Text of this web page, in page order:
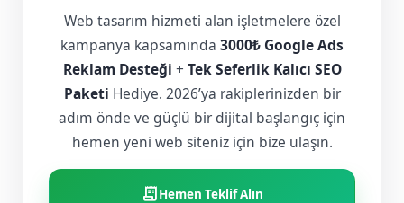
Web tasarım hizmeti alan işletmelere özel
kampanya kapsamında 3000₺ Google Ads
Reklam Desteği + Tek Seferlik Kalıcı SEO
Paketi Hediye. 2026’ya rakiplerinizden bir
adım önde ve güçlü bir dijital başlangıç için
hemen yeni web siteniz için bize ulaşın.
receipt_longHemen Teklif Alın